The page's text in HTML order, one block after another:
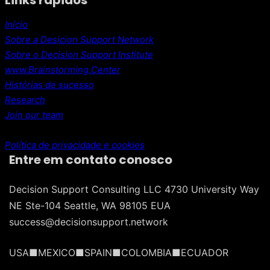
Início
Sobre a Desicion Support Network
Sobre o Decision Support Institute
www.Brainstorming.Center
Histórias de sucesso
Research
Join our team
Política de privacidade e cookies
Entre em contato conosco
Decision Support Consulting LLC 4730 University Way
NE Ste-104 Seattle, WA 98105 EUA
success@decisionsupport.network
USA■MEXICO■SPAIN■COLOMBIA■ECUADOR